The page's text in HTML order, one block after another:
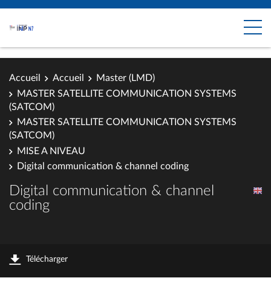
Accueil Accueil
Master (LMD)
MASTER SATELLITE COMMUNICATION SYSTEMS
(SATCOM)
MASTER SATELLITE COMMUNICATION SYSTEMS
(SATCOM)
MISE A NIVEAU
Digital communication & channel coding
Digital communication & channel
coding
Télécharger